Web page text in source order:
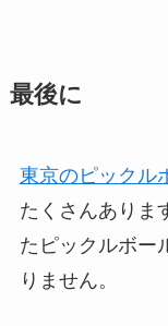
最後に
東京のピックル
たくさんありま
たピックルボー
りません。